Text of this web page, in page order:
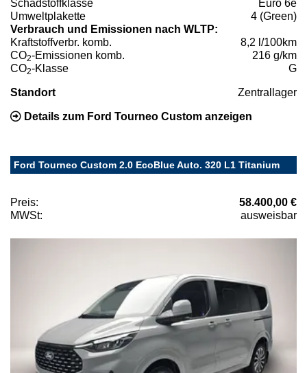
Schadstoffklasse
Euro 6e
Umweltplakette
4 (Green)
Verbrauch und Emissionen nach WLTP:
Kraftstoffverbr. komb.
8,2 l/100km
CO2-Emissionen komb.
216 g/km
CO2-Klasse G
Standort Zentrallager
Details zum Ford Tourneo Custom anzeigen
Ford Tourneo Custom 2.0 EcoBlue Auto. 320 L1 Titanium
Preis:
58.400,00 €
MWSt:
ausweisbar